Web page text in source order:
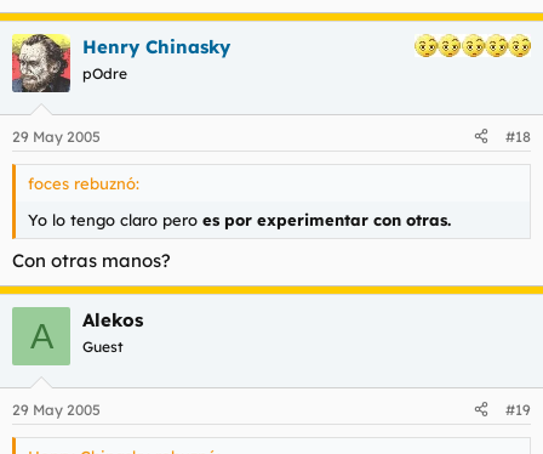
Henry Chinasky
pOdre
29 May 2005 #18
foces rebuznó:
Yo lo tengo claro pero es por experimentar con otras.
Con otras manos?
A Alekos
Guest
29 May 2005 #19